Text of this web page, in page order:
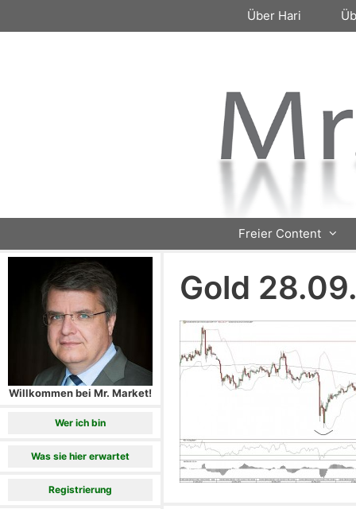
Über Hari
Freier Content
Gold
Willkommen bei Mr. Market!
Wer ich bin
Was sie hier erwartet
Registrierung